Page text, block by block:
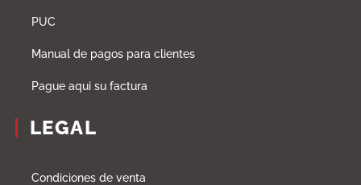
PUC
Manual de pagos para clientes
Pague aqui su factura
LEGAL
Condiciones de venta